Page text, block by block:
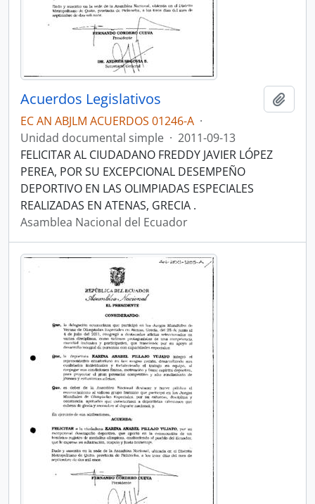
Acuerdos Legislativos
EC AN ABJLM ACUERDOS 01246-A ·
Unidad documental simple · 2011-09-13
FELICITAR AL CIUDADANO FREDDY JAVIER LÓPEZ
PEREA, POR SU EXCEPCIONAL DESEMPEÑO
DEPORTIVO EN LAS OLIMPIADAS ESPECIALES
REALIZADAS EN ATENAS, GRECIA .
Asamblea Nacional del Ecuador